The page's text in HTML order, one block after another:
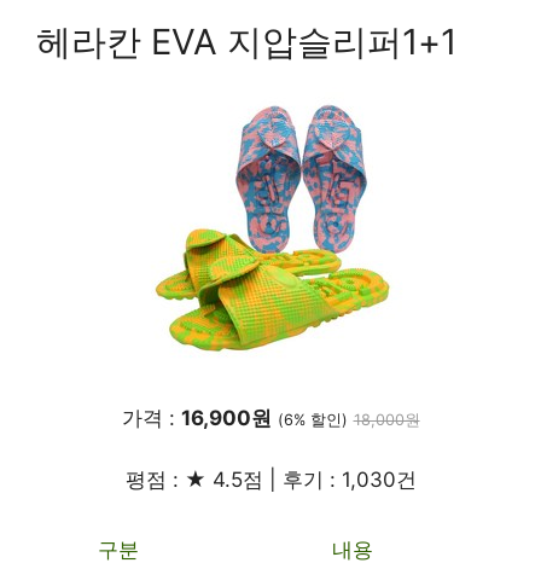
헤라칸 EVA 지압슬리퍼1+1
가격 : 16,900원 (6% 할인) 18,000원
평점 : ★ 4.5점 | 후기 : 1,030건
구분 내용